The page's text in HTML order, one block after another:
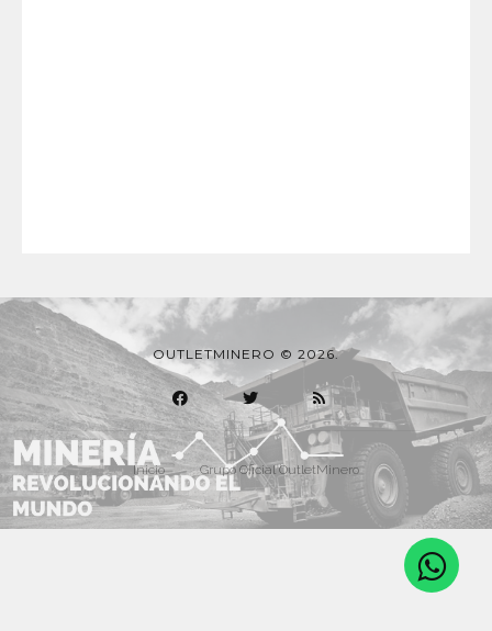
OUTLETMINERO © 2026.
Inicio Grupo Oficial OutletMinero